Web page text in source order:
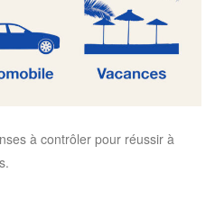
à contrôler pour réussir à